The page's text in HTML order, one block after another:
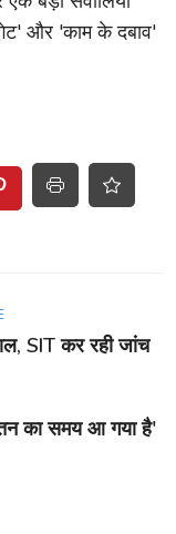
और 'काम के दबाव'
SIT कर रही जांच
का समय आ गया है'